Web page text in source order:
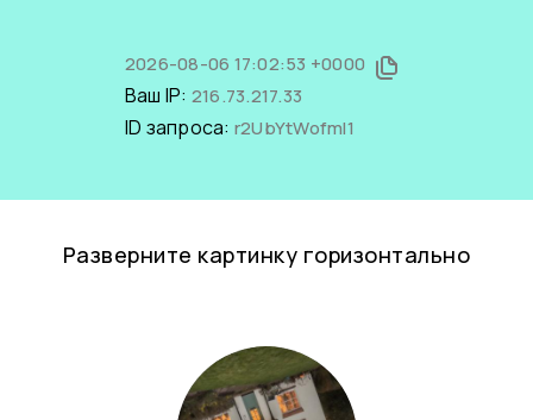
2026-08-06 17:02:53 +0000
Ваш IP: 216.73.217.33
ID запроса: r2UbYtWofmI1
Разверните картинку горизонтально